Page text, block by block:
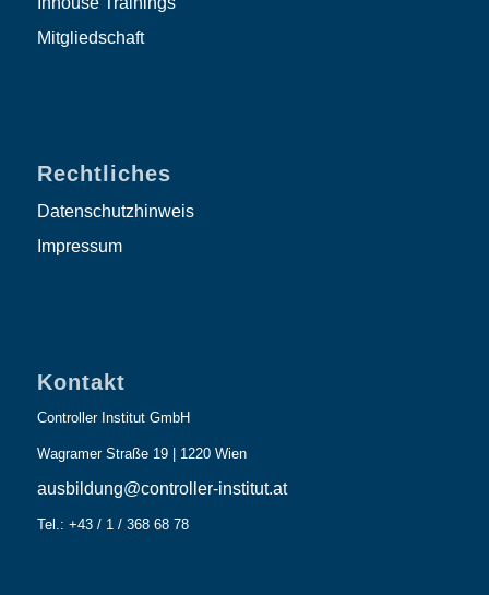
Mitgliedschaft
Rechtliches
Datenschutzhinweis
Impressum
Kontakt
Controller Institut GmbH
Wagramer Straße 19 | 1220 Wien
ausbildung@controller-institut.at
Tel.: +43 / 1 / 368 68 78